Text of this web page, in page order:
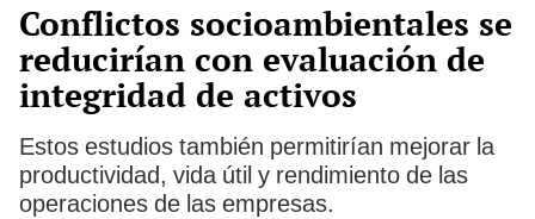
Conflictos socioambientales se
reducirían con evaluación de
integridad de activos
Estos estudios también permitirían mejorar la
productividad, vida útil y rendimiento de las
operaciones de las empresas.